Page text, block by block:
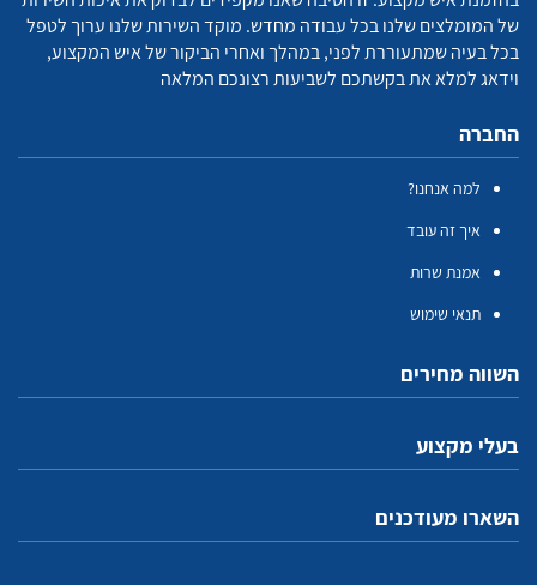
של המומלצים שלנו בכל עבודה מחדש. מוקד השירות שלנו ערוך לטפל
בכל בעיה שמתעוררת לפני, במהלך ואחרי הביקור של איש המקצוע,
וידאג למלא את בקשתכם לשביעות רצונכם המלאה
החברה
למה אנחנו?
איך זה עובד
אמנת שרות
תנאי שימוש
השווה מחירים
בעלי מקצוע
השארו מעודכנים